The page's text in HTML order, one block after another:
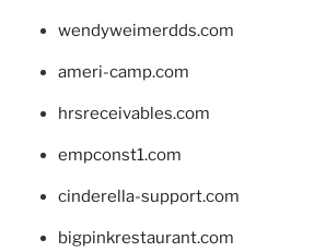
wendyweimerdds.com
ameri-camp.com
hrsreceivables.com
empconst1.com
cinderella-support.com
bigpinkrestaurant.com